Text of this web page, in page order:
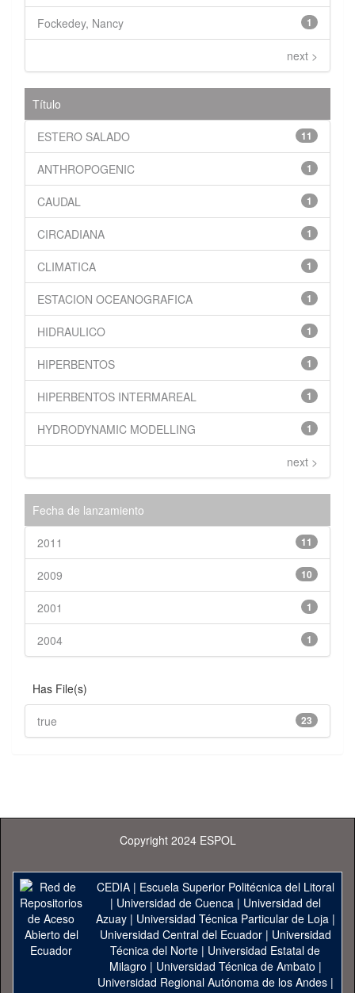
1
Fockedey, Nancy
next >
Título
11
ESTERO SALADO
1
ANTHROPOGENIC
1
CAUDAL
1
CIRCADIANA
1
CLIMATICA
1
ESTACION OCEANOGRAFICA
1
HIDRAULICO
1
HIPERBENTOS
1
HIPERBENTOS INTERMAREAL
1
HYDRODYNAMIC MODELLING
next >
Fecha de lanzamiento
11
2011
10
2009
1
2001
1
2004
Has File(s)
23
true
Copyright 2024 ESPOL
CEDIA| Escuela Superior Politécnica del Litoral
| Universidad de Cuenca| Universidad del
Azuay| Universidad Técnica Particular de Loja|
Universidad Central del Ecuador| Universidad
Técnica del Norte | Universidad Estatal de
Milagro | Universidad Técnica de Ambato |
Universidad Regional Autónoma de los Andes|